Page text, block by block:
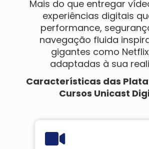
Mais do que entregar
experiências digitais
performance,
navegação fluida
gigantes como
adaptadas à sua
Características das
Cursos Unicast